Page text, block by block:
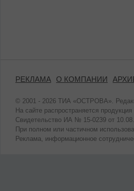
РЕКЛАМА О КОМПАНИИ
© 2001 - 2026 ТИА «ОСТРОВА».
На сайте распространяется
Свидетельство ИА № 15-0239 от
При полном или частичном
Реклама, информационное